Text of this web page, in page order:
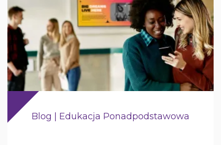
Blog | Edukacja Ponadpodstawowa